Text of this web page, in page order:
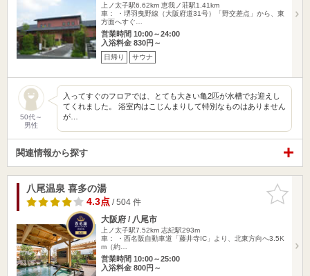
上ノ太子駅6.62km 恵我ノ荘駅1.41km
車： ・堺羽曳野線（大阪府道31号）「野交差点」から、東
方面へすぐ…
営業時間 10:00～24:00
入浴料金 830円～
日帰り サウナ
50代～
男性
入ってすぐのフロアでは、とても大きい亀2匹が水槽でお迎えし
てくれました。 浴室内はこじんまりして特別なものはありません
が…
関連情報から探す
お気に入
りに追加
八尾温泉 喜多の湯
4.3点/ 504 件
大阪府 / 八尾市
上ノ太子駅7.52km 志紀駅293m
車： ・西名阪自動車道「藤井寺IC」より、北東方向へ3.5K
m（約…
営業時間 10:00～25:00
入浴料金 800円～